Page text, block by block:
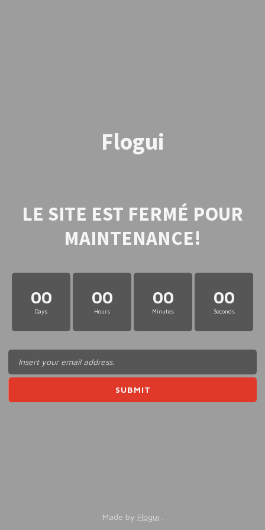
Flogui
LE SITE EST FERMÉ POUR
MAINTENANCE!
00
Days
00
Hours
00
Minutes
00
Seconds
Made by Flogui